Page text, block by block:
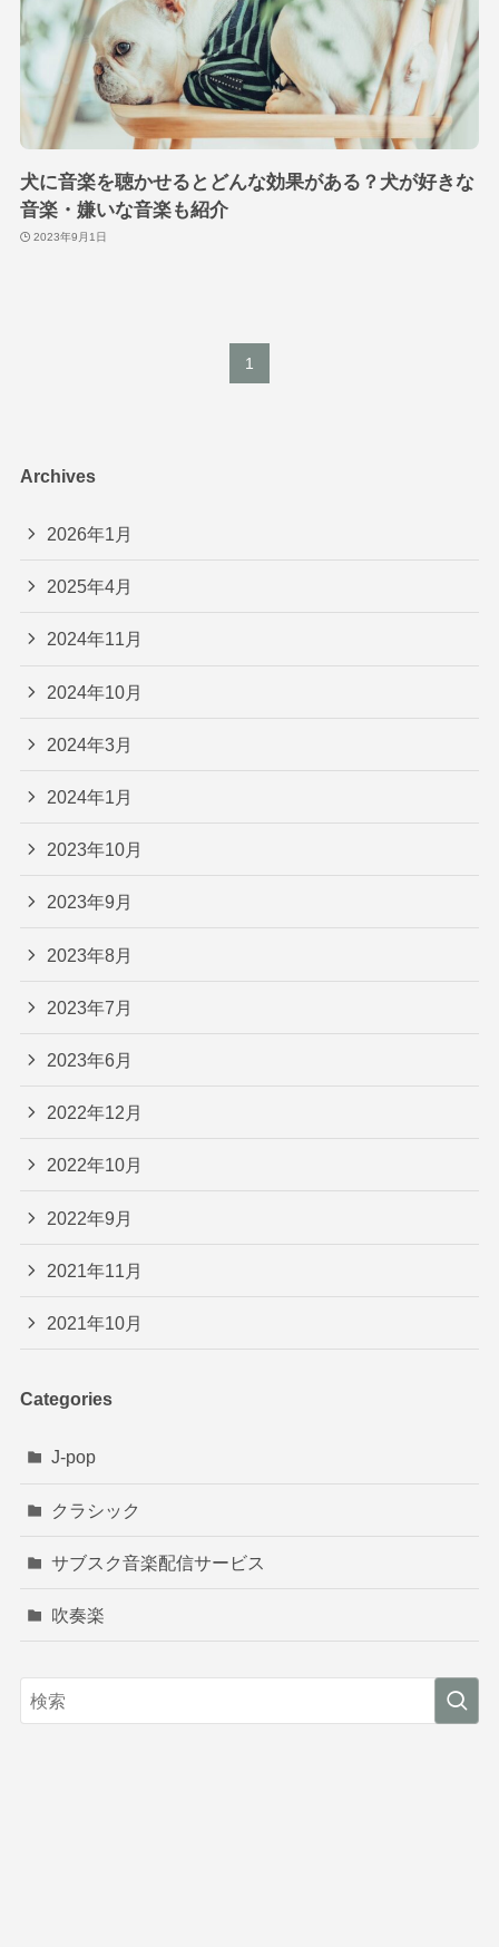
犬に音楽を聴かせるとどんな効果がある？犬が好きな
音楽・嫌いな音楽も紹介
2023年9月1日
1
Archives
2026年1月
2025年4月
2024年11月
2024年10月
2024年3月
2024年1月
2023年10月
2023年9月
2023年8月
2023年7月
2023年6月
2022年12月
2022年10月
2022年9月
2021年11月
2021年10月
Categories
J-pop
クラシック
サブスク音楽配信サービス
吹奏楽